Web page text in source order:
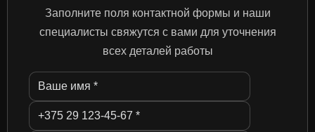
Заполните поля контактной формы и наши
специалисты свяжутся с вами для уточнения
всех деталей работы